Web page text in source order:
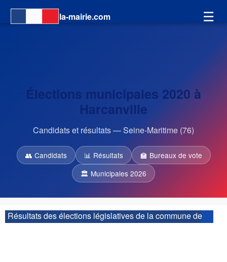
la-mairie.com ☰
Élections municipales 2020 à
Harcanville
Candidats et résultats — Seine-Maritime (76)
👥 Candidats 📊 Résultats
🏫 Bureaux de vote
🏛 Municipales 2026
Résultats des élections législatives de la commune de
Harcanville :| 10ème circonscription